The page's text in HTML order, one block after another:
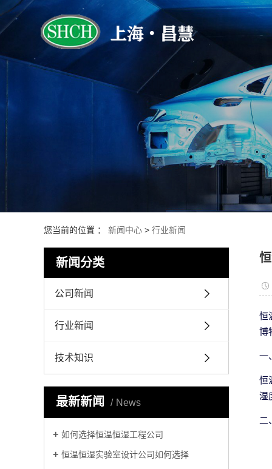
您当前的位置 ： 新闻中心 > 行业新闻
新闻分类
公司新闻
行业新闻
技术知识
最新新闻 News
如何选择恒温恒湿工程公司
恒温恒湿实验室设计公司如何选择
恒
博
一
恒
湿
二